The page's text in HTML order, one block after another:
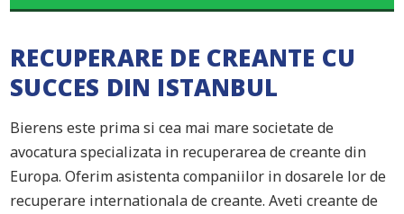
RECUPERARE DE CREANTE CU
SUCCES DIN ISTANBUL
Bierens este prima si cea mai mare societate de
avocatura specializata in recuperarea de creante din
Europa. Oferim asistenta companiilor in dosarele lor de
recuperare internationala de creante. Aveti creante de